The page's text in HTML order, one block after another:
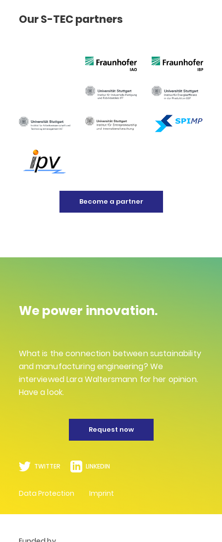
Our S-TEC partners
Become a partner
We power innovation.
What is the connection between sustainability
and manufacturing engineering? We
interviewed Lara Waltersmann for her opinion.
Have a look.
Request now
TWITTER LINKEDIN
Data Protection Imprint